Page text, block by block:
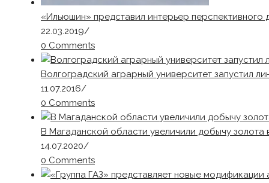
«Ильюшин» представил интерьер
22.03.2019/
0 Comments
Волгоградский аграрный университет запустил
11.07.2016/
0 Comments
В Магаданской области увеличили добычу золота
14.07.2020/
0 Comments